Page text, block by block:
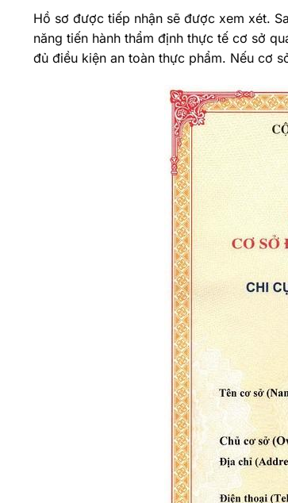
Hồ sơ được tiếp nhận sẽ được xem xét.
năng tiến hành thẩm định thực tế cơ sở
đủ điều kiện an toàn thực phẩm. Nếu cơ